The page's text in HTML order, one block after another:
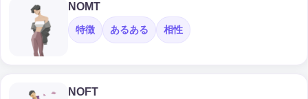
NOMT
特徴 あるある 相性
NOFT